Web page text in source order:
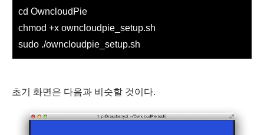
cd OwncloudPie
chmod +x owncloudpie_setup.sh
sudo ./owncloudpie_setup.sh
초기 화면은 다음과 비슷할 것이다.